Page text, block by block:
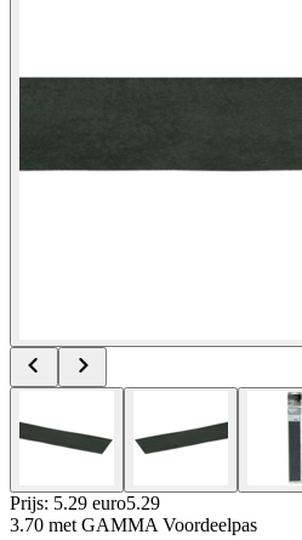
Prijs: 5.29 euro5.29
3.70 met GAMMA Voordeelpas